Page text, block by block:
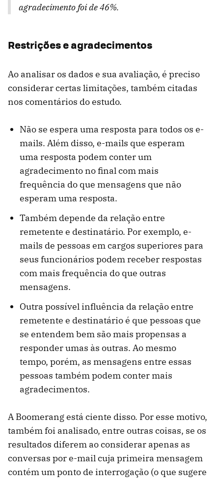
agradecimento foi de 46%.
Restrições e agradecimentos
Ao analisar os dados e sua avaliação, é preciso
considerar certas limitações, também citadas
nos comentários do estudo.
Não se espera uma resposta para todos os e-
mails. Além disso, e-mails que esperam
uma resposta podem conter um
agradecimento no final com mais
frequência do que mensagens que não
esperam uma resposta.
Também depende da relação entre
remetente e destinatário. Por exemplo, e-
mails de pessoas em cargos superiores para
seus funcionários podem receber respostas
com mais frequência do que outras
mensagens.
Outra possível influência da relação entre
remetente e destinatário é que pessoas que
se entendem bem são mais propensas a
responder umas às outras. Ao mesmo
tempo, porém, as mensagens entre essas
pessoas também podem conter mais
agradecimentos.
A Boomerang está ciente disso. Por esse motivo,
também foi analisado, entre outras coisas, se os
resultados diferem ao considerar apenas as
conversas por e-mail cuja primeira mensagem
contém um ponto de interrogação (o que sugere